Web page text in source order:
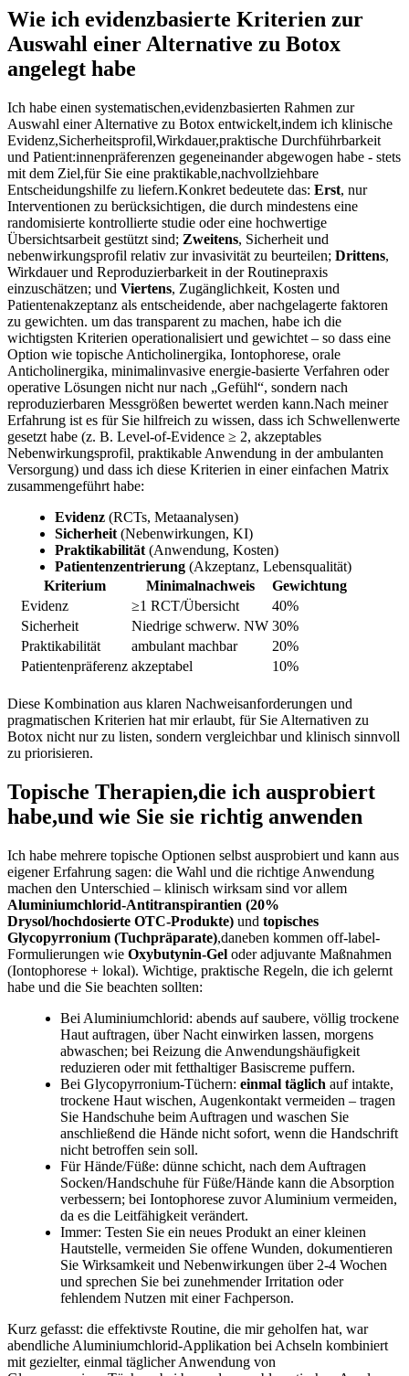
Wie ich ⁤evidenzbasierte Kriterien‍ zur
Auswahl einer​ Alternative zu Botox
angelegt habe
Ich ‍habe einen systematischen,evidenzbasierten Rahmen zur
Auswahl einer Alternative​ zu Botox ⁣entwickelt,indem ich ⁣klinische
Evidenz,Sicherheitsprofil,Wirkdauer,praktische‍ Durchführbarkeit
und‌ Patient:innenpräferenzen gegeneinander abgewogen habe ​-‌ stets
mit dem Ziel,für‌ Sie eine‌ praktikable,nachvollziehbare
Entscheidungshilfe‍ zu ⁤liefern.Konkret‍ bedeutete das: Erst, nur
Interventionen zu berücksichtigen, die durch mindestens eine
randomisierte kontrollierte⁣ studie oder eine hochwertige
Übersichtsarbeit⁣ gestützt sind; Zweitens, Sicherheit und
nebenwirkungsprofil‌ relativ‍ zur invasivität​ zu beurteilen; Drittens,
Wirkdauer und ⁤Reproduzierbarkeit in⁣ der Routinepraxis
einzuschätzen; und Viertens, Zugänglichkeit, Kosten ⁣und
Patientenakzeptanz als entscheidende, aber nachgelagerte faktoren
zu gewichten. um das transparent zu machen, habe ich die
⁤wichtigsten Kriterien operationalisiert und gewichtet – so dass eine
Option wie topische⁣ Anticholinergika, ⁤Iontophorese, orale
Anticholinergika, minimalinvasive energie-basierte Verfahren⁣ oder
operative⁣ Lösungen nicht nur‌ nach „Gefühl“, sondern nach
reproduzierbaren Messgrößen bewertet⁣ werden kann.Nach ⁤meiner
Erfahrung⁢ ist es für Sie hilfreich zu wissen, dass ich Schwellenwerte
gesetzt habe⁣ (z. B. Level-of-Evidence ⁣≥ 2, akzeptables
Nebenwirkungsprofil, ⁣praktikable Anwendung in der ambulanten
Versorgung) und ‍dass​ ich diese Kriterien⁢ in einer einfachen Matrix
zusammengeführt⁢ habe: ​
Evidenz (RCTs, Metaanalysen)
Sicherheit (Nebenwirkungen, ‌KI)
Praktikabilität (Anwendung, Kosten)
Patientenzentrierung (Akzeptanz, ⁤Lebensqualität)
Kriterium
Minimalnachweis
Gewichtung
Evidenz
≥1 RCT/Übersicht
40%
Sicherheit
Niedrige schwerw. NW 30%
Praktikabilität
ambulant machbar
20%
Patientenpräferenz akzeptabel 10%
Diese Kombination ⁣aus klaren‌ Nachweisanforderungen und‌
pragmatischen​ Kriterien hat mir erlaubt, für‍ Sie Alternativen ‍zu
Botox nicht nur zu listen, ⁣sondern vergleichbar und klinisch sinnvoll
zu priorisieren.
Topische Therapien,die⁣ ich‌ ausprobiert
habe,und wie Sie‌ sie ⁣richtig anwenden
Ich habe‌ mehrere topische⁢ Optionen ⁢selbst ausprobiert und kann aus
eigener Erfahrung sagen: die Wahl und ‍die richtige Anwendung⁣
machen den Unterschied – klinisch wirksam sind ‌vor allem ⁤
Aluminiumchlorid‑Antitranspirantien (20%
Drysol/hochdosierte OTC-Produkte) und‍ topisches
Glycopyrronium (Tuchpräparate),daneben kommen off‑label-
Formulierungen‌ wie Oxybutynin‑Gel oder ⁤adjuvante Maßnahmen
(Iontophorese + lokal). Wichtige, ⁣praktische Regeln, die​ ich gelernt
habe⁢ und die ⁢Sie beachten sollten:
Bei ‍Aluminiumchlorid: abends auf ‌saubere, völlig ⁤trockene
Haut auftragen, über Nacht einwirken lassen,​ morgens
abwaschen;​ bei Reizung⁣ die‌ Anwendungshäufigkeit
reduzieren oder mit fetthaltiger Basiscreme ‍puffern.
Bei Glycopyrronium‑Tüchern:⁢ einmal täglich auf intakte,
trockene‍ Haut wischen, Augenkontakt⁢ vermeiden – tragen‌
Sie⁢ Handschuhe beim Auftragen und waschen Sie
anschließend die Hände⁢ nicht sofort, wenn die Handschrift⁣
nicht betroffen ‌sein soll.
Für ⁢Hände/Füße: dünne schicht, ‌nach⁣ dem Auftragen
‌Socken/Handschuhe für Füße/Hände‍ kann die ​Absorption⁢
verbessern; bei Iontophorese zuvor Aluminium vermeiden,
da es‌ die ‌Leitfähigkeit​ verändert.
Immer: Testen Sie ein neues Produkt an einer ⁤kleinen
Hautstelle,⁣ vermeiden ⁢Sie offene Wunden, dokumentieren
Sie Wirksamkeit und Nebenwirkungen über 2-4 Wochen
und sprechen Sie ‌bei zunehmender Irritation oder
fehlendem Nutzen⁤ mit ⁢einer ⁤Fachperson.
Kurz gefasst:⁢ die effektivste Routine, die ⁣mir ⁣geholfen hat,​ war
abendliche Aluminiumchlorid‑Applikation bei Achseln‌ kombiniert
mit⁢ gezielter, einmal täglicher Anwendung von